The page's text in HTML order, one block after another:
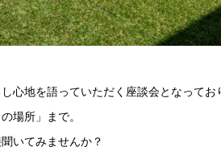
心地を語っていただく座談会となってお
場所」まで。
いてみませんか？